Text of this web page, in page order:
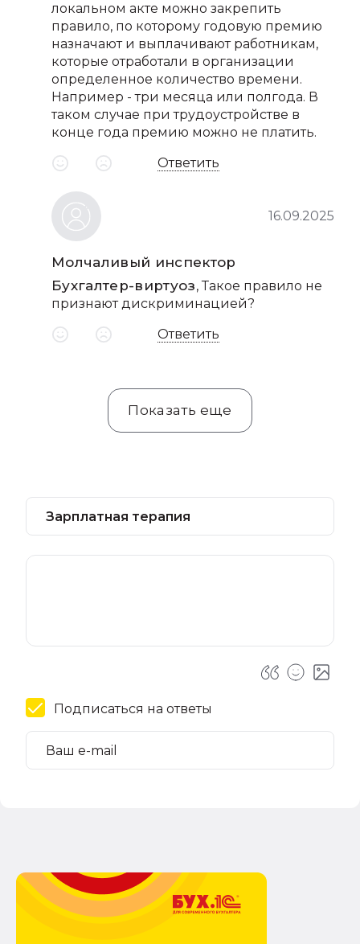
локальном акте можно закрепить
правило, по которому годовую премию
назначают и выплачивают работникам,
которые отработали в организации
определенное количество времени.
Например - три месяца или полгода. В
таком случае при трудоустройстве в
конце года премию можно не платить.
Ответить
Молчаливый инспектор
16.09.2025
Бухгалтер-виртуоз, Такое правило не
признают дискриминацией?
Ответить
Показать еще
Подписаться на ответы